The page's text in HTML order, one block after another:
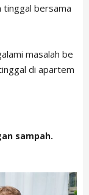
tinggal bersama
masalah be
di apartem
sampah.